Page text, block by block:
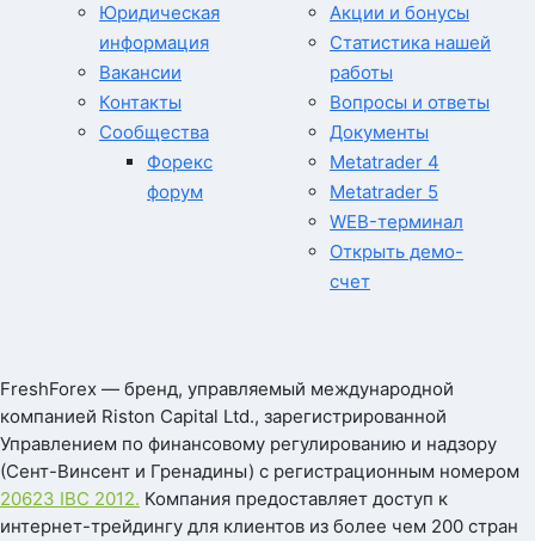
Юридическая
информация
Вакансии
Контакты
Сообщества
Форекс
форум
Акции и бонусы
Статистика нашей
работы
Вопросы и ответы
Документы
Metatrader 4
Metatrader 5
WEB-терминал
Открыть демо-
счет
FreshForex — бренд, управляемый международной
компанией Riston Capital Ltd., зарегистрированной
Управлением по финансовому регулированию и надзору
(Сент-Винсент и Гренадины) с регистрационным номером
20623 IBC 2012. Компания предоставляет доступ к
интернет-трейдингу для клиентов из более чем 200 стран